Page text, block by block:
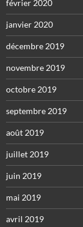
février 2020
janvier 2020
décembre 2019
novembre 2019
octobre 2019
septembre 2019
août 2019
juillet 2019
juin 2019
mai 2019
avril 2019